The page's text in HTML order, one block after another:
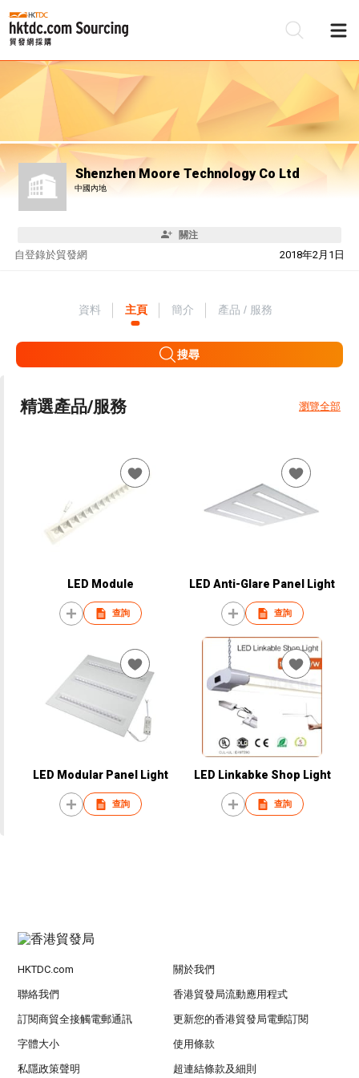
Shenzhen Moore Technology Co Ltd
中國內地
關注
自 2018年2月1日
登錄於貿發網
資料 主頁 簡介 產品 / 服務
搜尋
精選產品/服務 瀏覽全部
LED Module
查詢
LED Anti-Glare Panel Light
查詢
LED Modular Panel Light
查詢
LED Linkabke Shop Light
查詢
HKTDC.com 關於我們
聯絡我們 香港貿發局流動應用程式
訂閱商貿全接觸電郵通訊 更新您的香港貿發局電郵訂閱
字體大小 使用條款
私隱政策聲明 超連結條款及細則